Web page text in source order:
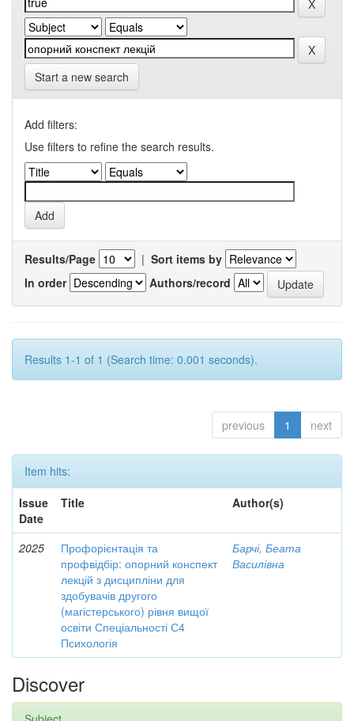
Start a new search
Add filters:
Use filters to refine the search results.
Results/Page | Sort items by
In order
Authors/record
Results 1-1 of 1 (Search time: 0.001 seconds).
previous 1 next
Item hits:
Issue
Date
Title Author(s)
2025
Профорієнтація та
профвідбір: опорний конспект
лекцій з дисципліни для
здобувачів другого
(магістерського) рівня вищої
освіти Спеціальності С4
Психологія
Барчі, Беата
Василівна
Discover